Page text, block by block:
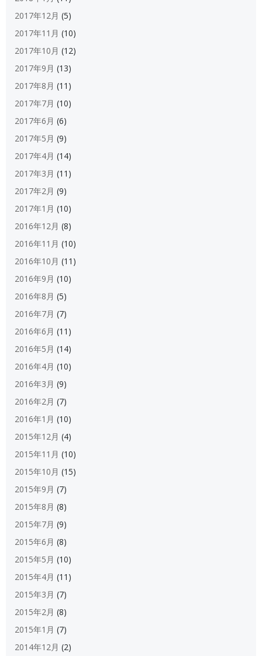
2017年12月 (5)
2017年11月 (10)
2017年10月 (12)
2017年9月 (13)
2017年8月 (11)
2017年7月 (10)
2017年6月 (6)
2017年5月 (9)
2017年4月 (14)
2017年3月 (11)
2017年2月 (9)
2017年1月 (10)
2016年12月 (8)
2016年11月 (10)
2016年10月 (11)
2016年9月 (10)
2016年8月 (5)
2016年7月 (7)
2016年6月 (11)
2016年5月 (14)
2016年4月 (10)
2016年3月 (9)
2016年2月 (7)
2016年1月 (10)
2015年12月 (4)
2015年11月 (10)
2015年10月 (15)
2015年9月 (7)
2015年8月 (8)
2015年7月 (9)
2015年6月 (8)
2015年5月 (10)
2015年4月 (11)
2015年3月 (7)
2015年2月 (8)
2015年1月 (7)
2014年12月 (2)